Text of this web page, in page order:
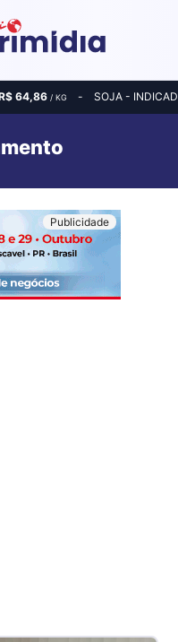
64,86 / KG SOJA -